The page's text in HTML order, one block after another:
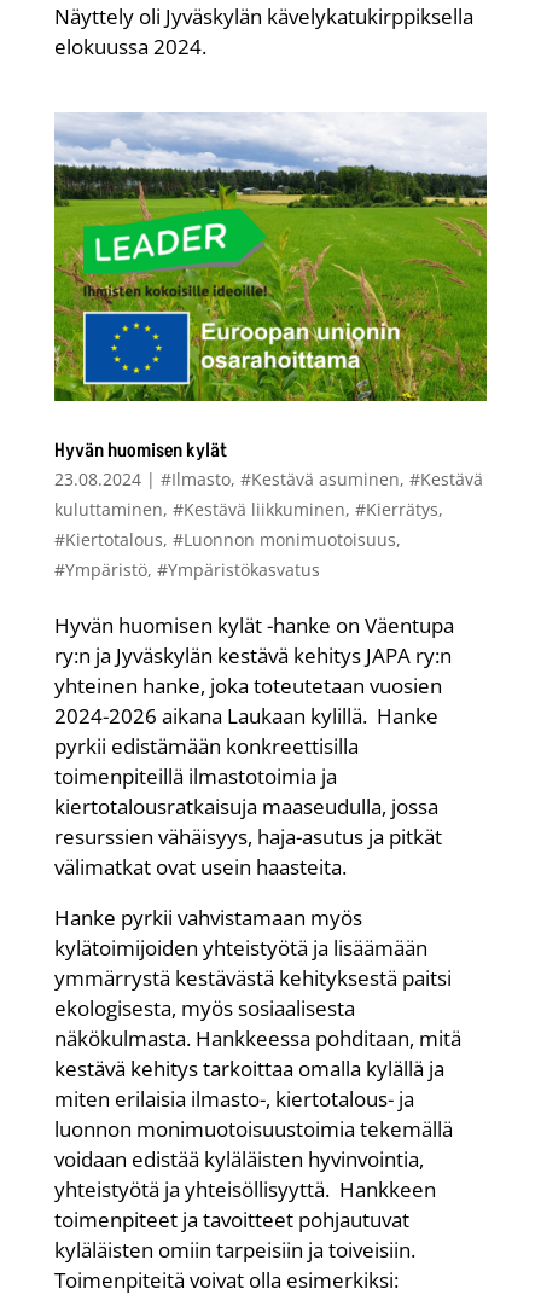
Näyttely oli Jyväskylän kävelykatukirppiksella
elokuussa 2024.
Hyvän huomisen kylät
23.08.2024| #Ilmasto, #Kestävä asuminen, #Kestävä
kuluttaminen, #Kestävä liikkuminen, #Kierrätys,
#Kiertotalous, #Luonnon monimuotoisuus,
#Ympäristö, #Ympäristökasvatus
Hyvän huomisen kylät -hanke on Väentupa
ry:n ja Jyväskylän kestävä kehitys JAPA ry:n
yhteinen hanke, joka toteutetaan vuosien
2024-2026 aikana Laukaan kylillä. Hanke
pyrkii edistämään konkreettisilla
toimenpiteillä ilmastotoimia ja
kiertotalousratkaisuja maaseudulla, jossa
resurssien vähäisyys, haja-asutus ja pitkät
välimatkat ovat usein haasteita.
Hanke pyrkii vahvistamaan myös
kylätoimijoiden yhteistyötä ja lisäämään
ymmärrystä kestävästä kehityksestä paitsi
ekologisesta, myös sosiaalisesta
näkökulmasta. Hankkeessa pohditaan, mitä
kestävä kehitys tarkoittaa omalla kylällä ja
miten erilaisia ilmasto-, kiertotalous- ja
luonnon monimuotoisuustoimia tekemällä
voidaan edistää kyläläisten hyvinvointia,
yhteistyötä ja yhteisöllisyyttä. Hankkeen
toimenpiteet ja tavoitteet pohjautuvat
kyläläisten omiin tarpeisiin ja toiveisiin.
Toimenpiteitä voivat olla esimerkiksi: